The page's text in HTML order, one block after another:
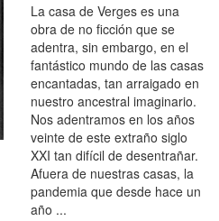
La casa de Verges es una
obra de no ficción que se
adentra, sin embargo, en el
fantástico mundo de las casas
encantadas, tan arraigado en
nuestro ancestral imaginario.
Nos adentramos en los años
veinte de este extraño siglo
XXI tan difícil de desentrañar.
Afuera de nuestras casas, la
pandemia que desde hace un
año ...